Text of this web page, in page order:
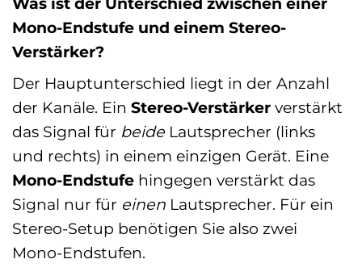
Mono-Endstufe und einem Stereo-
Verstärker?
Der Hauptunterschied liegt in der Anzahl
der Kanäle. Ein Stereo-Verstärker verstärkt
das Signal für beideLautsprecher (links
und rechts) in einem einzigen Gerät. Eine
Mono-Endstufe hingegen verstärkt das
Signal nur für einen Lautsprecher. Für ein
Stereo-Setup benötigen Sie also zwei
Mono-Endstufen.